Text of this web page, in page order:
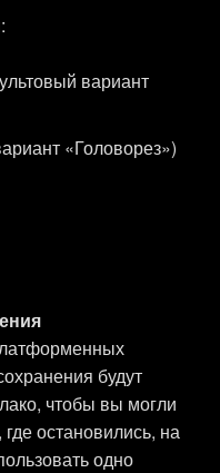
вариант
«Головорез»)
будут
чтобы вы могли
остановились, на
одно